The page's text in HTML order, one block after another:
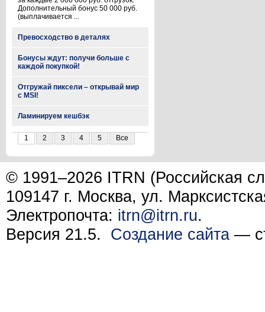
Дополнительный бонус 50 000 руб.
(выплачивается ...
Превосходство в деталях
Бонусы ждут: получи больше с
каждой покупкой!
Отгружай пиксели – открывай мир
с MSI!
Ламинируем кешбэк
1 2 3 4 5 Все
© 1991–2026 ITRN (Российская
109147 г. Москва, ул.
Электропочта: itrn@itrn.ru.
Версия 21.5. Создание сайта —